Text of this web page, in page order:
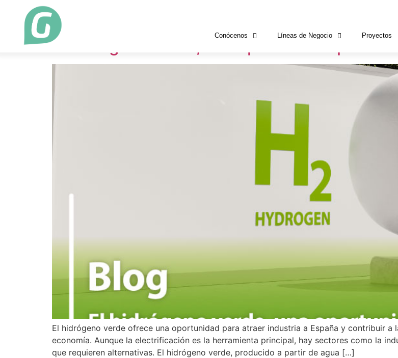
Conócenos Líneas de Negocio Proyectos
Etiqueta:
El hidrógeno verde, una oportunidad para
El hidrógeno verde ofrece una oportunidad para atraer industria a España y contribuir
economía. Aunque la electrificación es la herramienta principal, hay sectores como la
que requieren alternativas. El hidrógeno verde, producido a partir de agua […]